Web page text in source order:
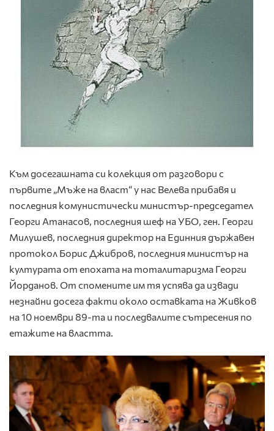
Към досегашната си колекция от разговори с
първите „Мъже на власт“ у нас Велева прибавя и
последния комунистически министър-председател
Георги Атанасов, последния шеф на УБО, ген. Георги
Милушев, последния директор на Единния държавен
протокол Борис Джибров, последния министър на
културата от епохата на тоталитаризма Георги
Йорданов. От спомените им тя успява да извади
незнайни досега факти около оставката на Живков
на 10 ноември 89-та и последвалите сътресения по
етажите на властта.